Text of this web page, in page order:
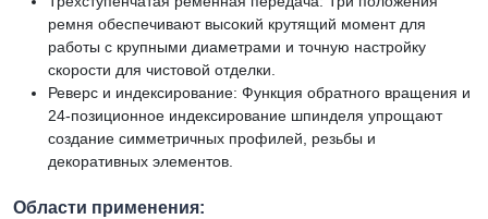
ремня обеспечивают высокий крутящий момент для
работы с крупными диаметрами и точную настройку
скорости для чистовой отделки.
Реверс и индексирование: Функция обратного вращения и
24-позиционное индексирование шпинделя упрощают
создание симметричных профилей, резьбы и
декоративных элементов.
Области применения: